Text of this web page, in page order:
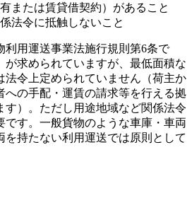
または賃貸借契約）があること
法令に抵触しないこと
利用運送事業法施行規則第6条で
が求められていますが、最低面積な
法令上定められていません（荷主か
への手配・運賃の請求等を行える拠
す）。ただし用途地域など関係法令
です。一般貨物のような車庫・車両
を持たない利用運送では原則として